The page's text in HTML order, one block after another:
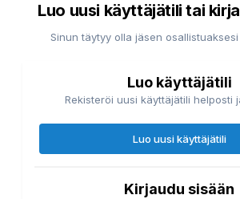
Luo uusi käyttäjätili tai
Sinun täytyy olla jäsen
Luo käyttäjätili
Rekisteröi uusi käyttäjätili helposti
Luo uusi käyttäjätili
Kirjaudu sisään